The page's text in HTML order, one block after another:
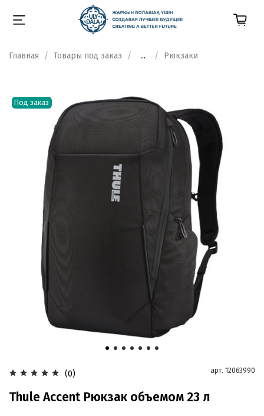
Главная Товары под заказ ... Рюкзаки
Под заказ
(0) арт. 12063990
Thule Accent Рюкзак объемом 23 л